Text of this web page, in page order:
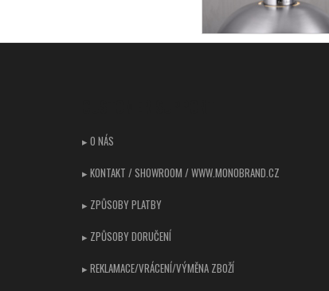
Z
▸ O NÁS
▸ KONTAKT / SHOWROOM / WWW.MONOBRAND.CZ
▸ ZPŮSOBY PLATBY
▸ ZPŮSOBY DORUČENÍ
▸ REKLAMACE/VRÁCENÍ/VÝMĚNA ZBOŽÍ